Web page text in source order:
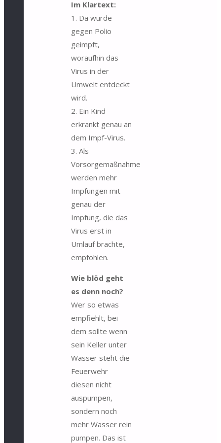
Im Klartext:
1. Da wurde
gegen Polio
geimpft,
woraufhin das
Virus in der
Umwelt entdeckt
wird.
2. Ein Kind
erkrankt genau an
dem Impf-Virus.
3. Als
Vorsorgemaßnahme
werden mehr
Impfungen mit
genau der
Impfung, die das
Virus erst in
Umlauf brachte,
empfohlen.
Wie blöd geht
es denn noch?
Wer so etwas
empfiehlt, bei
dem sollte wenn
sein Keller unter
Wasser steht die
Feuerwehr
diesen nicht
auspumpen,
sondern noch
mehr Wasser rein
pumpen. Das ist